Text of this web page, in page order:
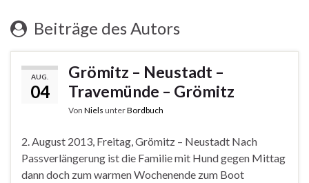
Beiträge des Autors
AUG.
04
Grömitz – Neustadt –
Travemünde – Grömitz
Von Niels unterBordbuch
2. August 2013, Freitag, Grömitz – Neustadt Nach
Passverlängerung ist die Familie mit Hund gegen Mittag
dann doch zum warmen Wochenende zum Boot